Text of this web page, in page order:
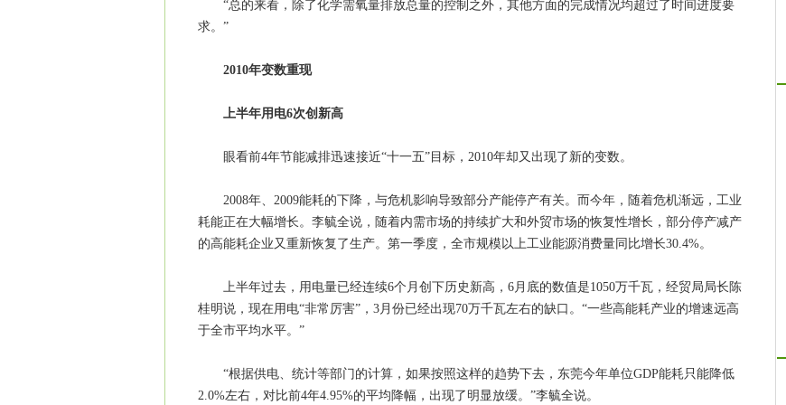
“总的来看，除了化学需氧量排放总量的控制之外，其他方面的完成情况均超过了时间进度要
求。”
2010年变数重现
上半年用电6次创新高
眼看前4年节能减排迅速接近“十一五”目标，2010年却又出现了新的变数。
2008年、2009能耗的下降，与危机影响导致部分产能停产有关。而今年，随着危机渐远，工业
耗能正在大幅增长。李毓全说，随着内需市场的持续扩大和外贸市场的恢复性增长，部分停产减产
的高能耗企业又重新恢复了生产。第一季度，全市规模以上工业能源消费量同比增长30.4%。
上半年过去，用电量已经连续6个月创下历史新高，6月底的数值是1050万千瓦，经贸局局长陈
桂明说，现在用电“非常厉害”，3月份已经出现70万千瓦左右的缺口。“一些高能耗产业的增速远高
于全市平均水平。”
“根据供电、统计等部门的计算，如果按照这样的趋势下去，东莞今年单位GDP能耗只能降低
2.0%左右，对比前4年4.95%的平均降幅，出现了明显放缓。”李毓全说。